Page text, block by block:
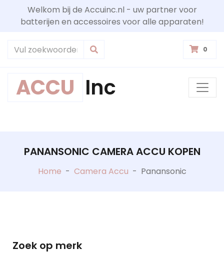
Welkom bij de Accuinc.nl - uw partner voor
batterijen en accessoires voor alle apparaten!
0
ACCU Inc
PANANSONIC CAMERA ACCU KOPEN
Home - Camera Accu - Panansonic
Zoek op merk